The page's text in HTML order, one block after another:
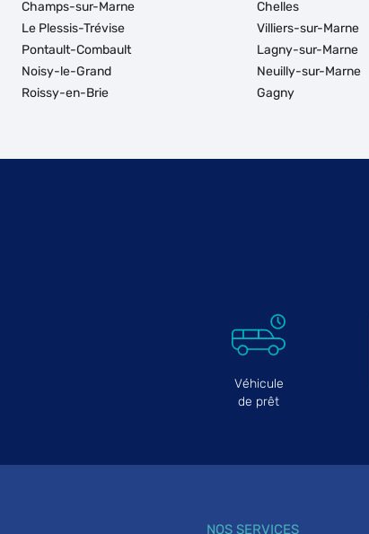
17.14 km
38-40 Rue Maxime Gorki
93150 LE BLANC MESNIL
Champs-sur-Marne
Le Plessis-Trévise
Pontault-Combault
Noisy-le-Grand
Roissy-en-Brie
Chelles
Villiers-sur-Marne
Lagny-sur-Marne
Neuilly-sur-Marne
Gagny
Véhicule
de prêt
NOS SERVICES